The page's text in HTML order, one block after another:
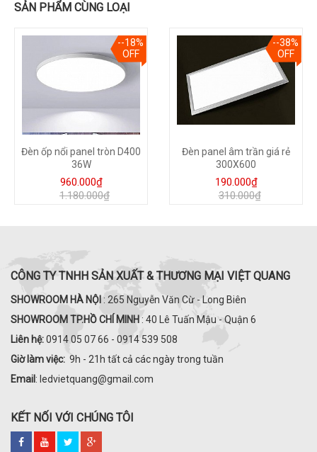
SẢN PHẨM CÙNG LOẠI
--18%
OFF
Đèn ốp nổi panel tròn D400
36W
960.000₫
1.180.000₫
--38%
OFF
Đèn panel âm trần giá rẻ
300X600
190.000₫
310.000₫
CÔNG TY TNHH SẢN XUẤT & THƯƠNG MẠI VIỆT QUANG
SHOWROOM HÀ NỘI : 265 Nguyễn Văn Cừ - Long Biên
SHOWROOM TP.HỒ CHÍ MINH : 40 Lê Tuấn Mậu - Quận 6
Liên hệ:0914 05 07 66 - 0914 539 508
Giờ làm việc: 9h - 21h tất cả các ngày trong tuần
Email : ledvietquang@gmail.com
KẾT NỐI VỚI CHÚNG TÔI